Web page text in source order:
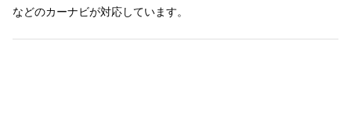
などのカーナビが対応しています。